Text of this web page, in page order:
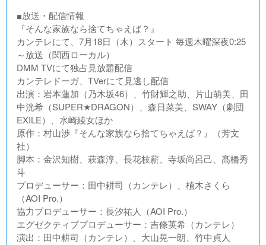
■放送・配信情報
『そんな家族なら捨てちゃえば？』
カンテレにて、7月18日（木）スタート 毎週木曜深夜0:25
～放送（関西ローカル）
DMM TVにて独占見放題配信
カンテレドーガ、TVerにて見逃し配信
出演：岩本蓮加（乃木坂46）、竹財輝之助、片山萌美、田
中洸希（SUPER★DRAGON）、森日菜美、SWAY（劇団
EXILE）、水崎綾女ほか
原作：村山渉『そんな家族なら捨てちゃえば？』（芳文
社）
脚本：金沢知樹、萩森淳、長花枝薪、寺坂尚呂己、髙橋秀
斗
プロデューサー：田中耕司（カンテレ）、植木さくら
（AOI Pro.）
協力プロデューサー：長汐祐人（AOI Pro.）
エグゼクティブプロデューサー：吉條英希（カンテレ）
演出：田中耕司（カンテレ）、大山晃一朗、竹中貞人